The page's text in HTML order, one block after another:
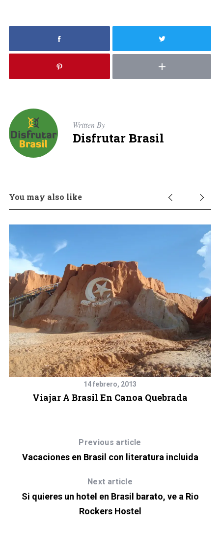
Written By
Disfrutar Brasil
You may also like
14 febrero, 2013
Viajar A Brasil En Canoa Quebrada
Previous article
Vacaciones en Brasil con literatura incluida
Next article
Si quieres un hotel en Brasil barato, ve a Rio
Rockers Hostel